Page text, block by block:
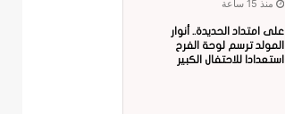
منذ 15 ساعة
على امتداد الحديدة.. أنوار
المولد ترسم لوحة الفرح
استعدادا للاحتفال الكبير